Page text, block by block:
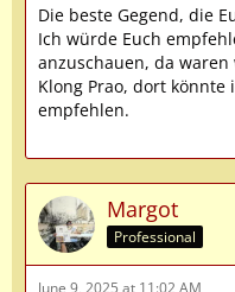
Die beste Gegend, die
Ich würde Euch
anzuschauen, da
Klong Prao, dort könnte
empfehlen.
Margot
Professional